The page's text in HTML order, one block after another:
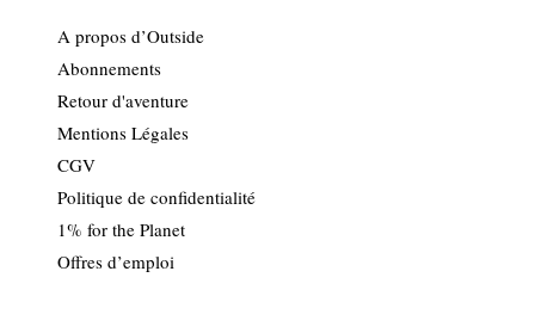
A propos d’Outside
Abonnements
Retour d'aventure
Mentions Légales
CGV
Politique de confidentialité
1% for the Planet
Offres d’emploi